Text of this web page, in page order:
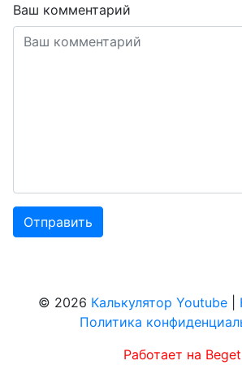
Ваш комментарий
© 2026 Калькулятор Youtube
Политика
Работает на Beget